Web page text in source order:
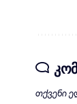
თქვენი